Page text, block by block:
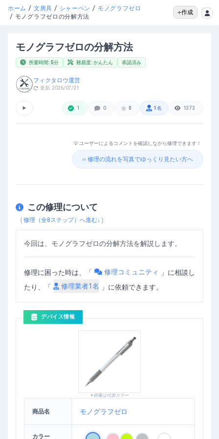
ホーム / 文房具 / シャーペン / モノグラフゼロ
/ モノグラフゼロの分解方法
作成
モノグラフゼロの分解方法
所要時間: 5分 難易度: かんたん 承認済み
フィクタロウ運営
更新: 2026/07/21
▶ 1 0 0 1 名 1372
モノグラフゼロの分解方法
💡 ユーザーによるコメントを確認しながら修理できます！
›› 修理の流れを写真でゆっくり見たい方へ
この修理について
（修理（全8 ステップ）へ進む↓ ）
今回は、モノグラフゼロの分解方法を解説します。
修理に困った時は、「 修理コミュニティ 」 に相談し
たり、「
修理業者1名 」に依頼できます。
デバイス情報
※画像は代表カラー
商品名 モノグラフゼロ
カラー